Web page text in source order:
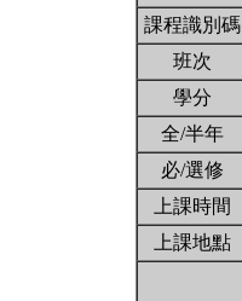
課程識別碼
班次
學分
全/半年
必/選修
上課時間
上課地點